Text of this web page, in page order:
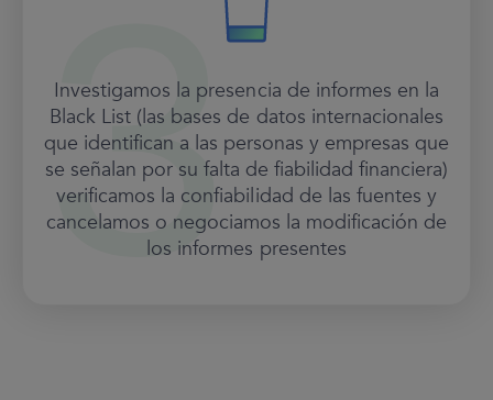
Investigamos la presencia de informes en la
Black List (las bases de datos internacionales
que identifican a las personas y empresas que
se señalan por su falta de fiabilidad financiera)
verificamos la confiabilidad de las fuentes y
cancelamos o negociamos la modificación de
los informes presentes